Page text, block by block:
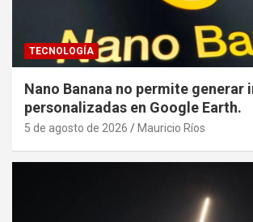
TECNOLOGÍA
Nano Banana no permite generar
personalizadas en Google Earth.
5 de agosto de 2026 Mauricio Ríos